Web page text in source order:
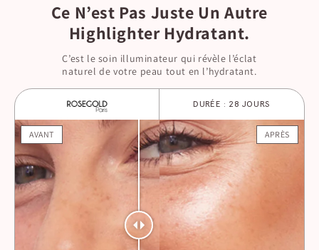
Ce N’est Pas Juste Un Autre
Highlighter Hydratant.
C’est le soin illuminateur qui révèle l’éclat
naturel de votre peau tout en l’hydratant.
DURÉE : 28 JOURS
APRÈS
AVANT